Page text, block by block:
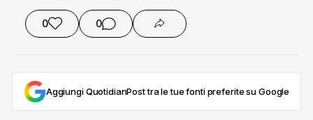
0 0
Aggiungi QuotidianPost tra le tue fonti preferite su Google